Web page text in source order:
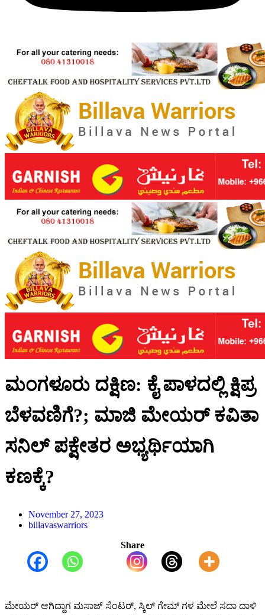
ಮಂಗಳೂರು ದಕ್ಷಿಣ: ಕೈ ಪಾಳದಲ್ಲಿ ಕ್ಷಿಪ್ರ
ಬೆಳವಣಿಗೆ?; ಮಾಜಿ ಮೇಯರ್ ಕವಿತಾ
ಸನಿಲ್ ಪಕ್ಷೇತರ ಅಭ್ಯರ್ಥಿಯಾಗಿ
ಕಣಕ್ಕೆ?
November 27, 2023
billavaswarriors
Share
ಮೇಯರ್ ಆಗಿದ್ದಾಗ ಮಸಾಜ್ ಸೆಂಟರ್, ಸ್ಕಿಲ್ ಗೇಮ್ ಗಳ ಮೇಲೆ ಸದಾ ದಾಳಿ